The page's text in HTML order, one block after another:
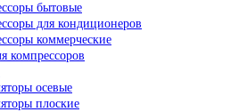
бытовые
для кондиционеров
коммерческие
компрессоров
осевые
плоские